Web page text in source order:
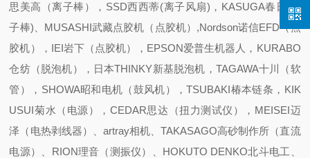
思美高（离子棒），SSD西西蒂(离子风扇)，KASUGA春日(离
子棒)、MUSASHI武藏点胶机（点胶机）,Nordson诺信EFD（点
胶机），IEI岩下（点胶机），EPSON爱普生机器人，KURABO
仓纺（脱泡机），日本THINKY新基脱泡机，TAGAWA十川（软
管），SHOWA昭和电机（鼓风机），TSUBAKI椿本链条，KIK
USUI菊水（电源），CEDAR思达（扭力测试仪），MEISEI迈
泽（电热剥线器）、artray相机、TAKASAGO高砂制作所（直流
电源）、RION理音（测振仪）、HOKUTO DENKO北斗电工、